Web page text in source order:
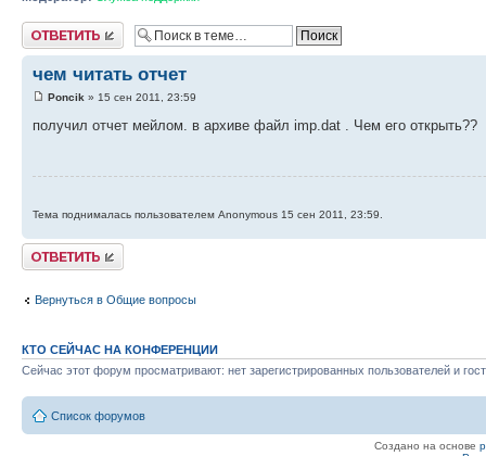
Ответить
чем читать отчет
Poncik » 15 сен 2011, 23:59
получил отчет мейлом. в архиве файл imp.dat . Чем его открыть??
Тема поднималась пользователем Anonymous 15 сен 2011, 23:59.
Ответить
Вернуться в Общие вопросы
КТО СЕЙЧАС НА КОНФЕРЕНЦИИ
Сейчас этот форум просматривают: нет зарегистрированных пользователей и
Список форумов
Создано на основе